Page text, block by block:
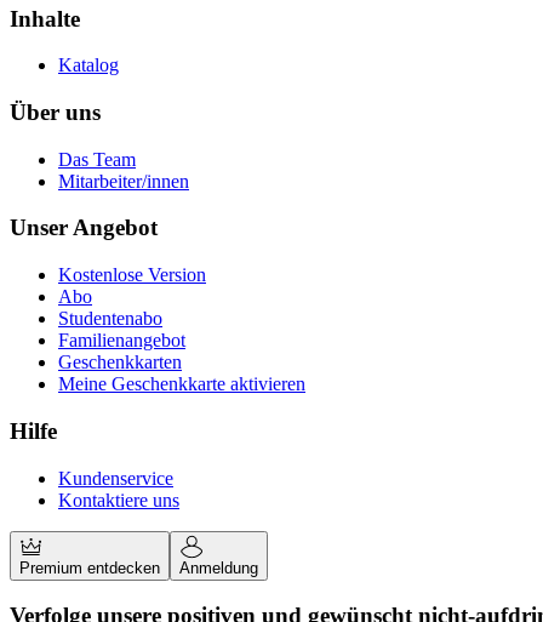
Inhalte
Katalog
Über uns
Das Team
Mitarbeiter/innen
Unser Angebot
Kostenlose Version
Abo
Studentenabo
Familienangebot
Geschenkkarten
Meine Geschenkkarte aktivieren
Hilfe
Kundenservice
Kontaktiere uns
Premium entdecken Anmeldung
Verfolge unsere positiven und gewünscht nicht-